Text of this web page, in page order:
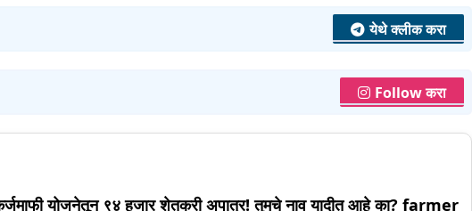
येथे क्लीक करा
Follow करा
योजनेतून ९४ हजार शेतकरी अपात्र! तुमचे नाव यादीत आहे का? farmer